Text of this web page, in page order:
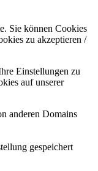
Sie können Cookies
zu akzeptieren /
Einstellungen zu
auf unserer
anderen Domains
gespeichert